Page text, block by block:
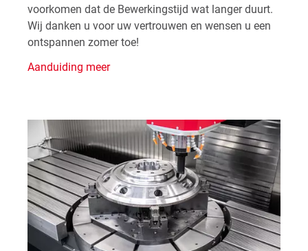
voorkomen dat de Bewerkingstijd wat langer duurt.
Wij danken u voor uw vertrouwen en wensen u een
ontspannen zomer toe!
Aanduiding meer